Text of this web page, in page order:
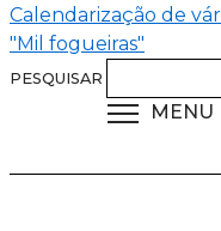
Calendarização de
"Mil fogueiras"
PESQUISAR
MENU